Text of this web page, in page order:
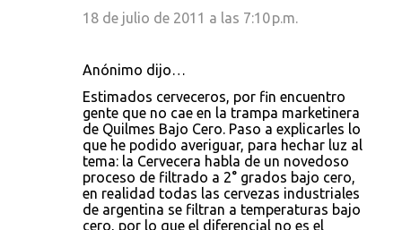
18 de julio de 2011 a las 7:10 p.m.
Anónimo dijo…
Estimados cerveceros, por fin encuentro
gente que no cae en la trampa marketinera
de Quilmes Bajo Cero. Paso a explicarles lo
que he podido averiguar, para hechar luz al
tema: la Cervecera habla de un novedoso
proceso de filtrado a 2° grados bajo cero,
en realidad todas las cervezas industriales
de argentina se filtran a temperaturas bajo
cero, por lo que el diferencial no es el